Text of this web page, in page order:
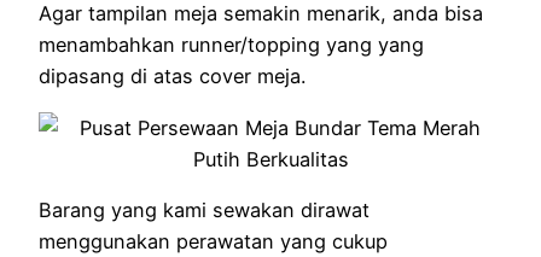
Agar tampilan meja semakin menarik, anda bisa
menambahkan runner/topping yang yang
dipasang di atas cover meja.
Barang yang kami sewakan dirawat
menggunakan perawatan yang cukup